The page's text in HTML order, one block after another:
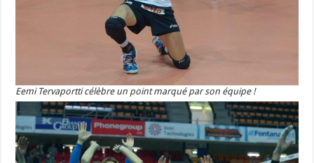
Eemi Tervaportti célèbre un point marqué par son équipe !